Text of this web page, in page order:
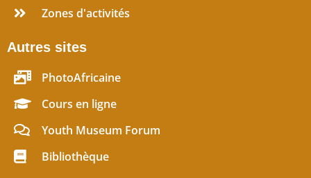
Zones d'activités
Autres sites
PhotoAfricaine
Cours en ligne
Youth Museum Forum
Bibliothèque